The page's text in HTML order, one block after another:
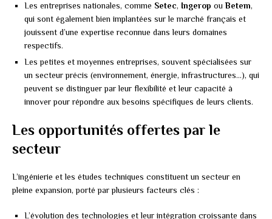
Les entreprises nationales, comme Setec, Ingerop ouBetem,
qui sont également bien implantées sur le marché français et
jouissent d’une expertise reconnue dans leurs domaines
respectifs.
Les petites et moyennes entreprises, souvent spécialisées sur
un secteur précis (environnement, énergie, infrastructures…), qui
peuvent se distinguer par leur flexibilité et leur capacité à
innover pour répondre aux besoins spécifiques de leurs clients.
Les opportunités offertes par le
secteur
L’ingénierie et les études techniques constituent un secteur en
pleine expansion, porté par plusieurs facteurs clés :
L’évolution des technologies et leur intégration croissante dans